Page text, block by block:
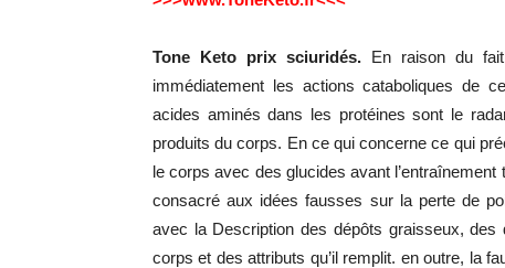
Tone Keto prix sciuridés.En raison du fait
immédiatement les actions cataboliques de
acides aminés dans les protéines sont le
produits du corps. En ce qui concerne ce qui
le corps avec des glucides avant
consacré aux idées fausses sur la perte de
avec la Description des dépôts graisseux,
corps et des attributs qu’il remplit. en outre, la